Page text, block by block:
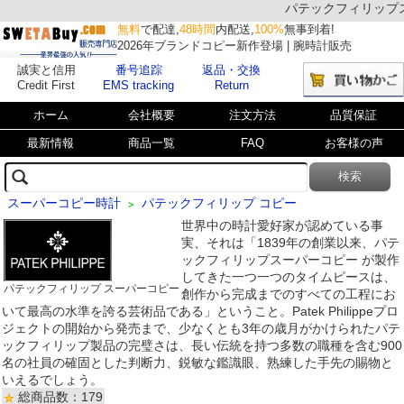
パテックフィリップ
無料で配達,48時間 内配送,100%無事到着!
2026年ブランドコピー新作登場 | 腕時計販売
誠実と信用
Credit First
番号追踪
EMS tracking
返品・交換
Return
ホーム 会社概要 注文方法 品質保証
最新情報 商品一覧 FAQ お客様の声
スーパーコピー時計 > パテックフィリップ コピー
パテックフィリップ スーパーコピー
世界中の時計愛好家が認めている事
実、それは「1839年の創業以来、パテ
ックフィリップスーパーコピー が製作
してきた一つ一つのタイムピースは、
創作から完成までのすべての工程にお
いて最高の水準を誇る芸術品である」ということ。Patek Philippeプロ
ジェクトの開始から発売まで、少なくとも3年の歳月がかけられたパテ
ックフィリップ製品の完璧さは、長い伝統を持つ多数の職種を含む900
名の社員の確固とした判断力、鋭敏な鑑識眼、熟練した手先の賜物と
いえるでしょう。
総商品数：179